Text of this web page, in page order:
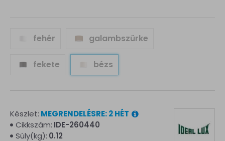
fehér galambszürke
fekete bézs
Készlet: MEGRENDELÉSRE: 2 HÉT
Cikkszám: IDE-260440
Súly(kg): 0.12